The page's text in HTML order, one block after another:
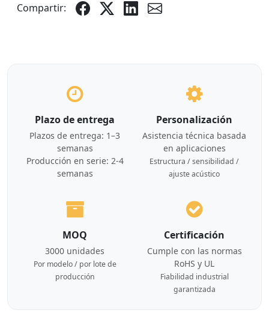
Compartir:
Plazo de entrega
Plazos de entrega: 1–3
semanas
Producción en serie: 2-4
semanas
Personalización
Asistencia técnica basada
en aplicaciones
Estructura / sensibilidad /
ajuste acústico
MOQ
3000 unidades
Por modelo / por lote de
producción
Certificación
Cumple con las normas
RoHS y UL
Fiabilidad industrial
garantizada